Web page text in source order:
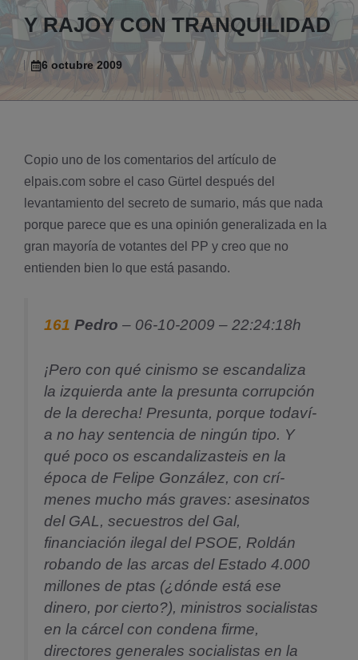
Y RAJOY CON TRANQUILIDAD
6 octubre 2009
Copio uno de los comentarios del artí­culo de
elpais.com sobre el caso Gürtel después del
levantamiento del secreto de sumario, más que nada
porque parece que es una opinión generalizada en la
gran mayorí­a de votantes del PP y creo que no
entienden bien lo que está pasando.
161 Pedro – 06-10-2009 – 22:24:18h
¡Pero con qué cinismo se escandaliza
la izquierda ante la presunta corrupción
de la derecha! Presunta, porque todaví­
a no hay sentencia de ningún tipo. Y
qué poco os escandalizasteis en la
época de Felipe González, con crí­
menes mucho más graves: asesinatos
del GAL, secuestros del Gal,
financiación ilegal del PSOE, Roldán
robando de las arcas del Estado 4.000
millones de ptas (¿dónde está ese
dinero, por cierto?), ministros socialistas
en la cárcel con condena firme,
directores generales socialistas en la